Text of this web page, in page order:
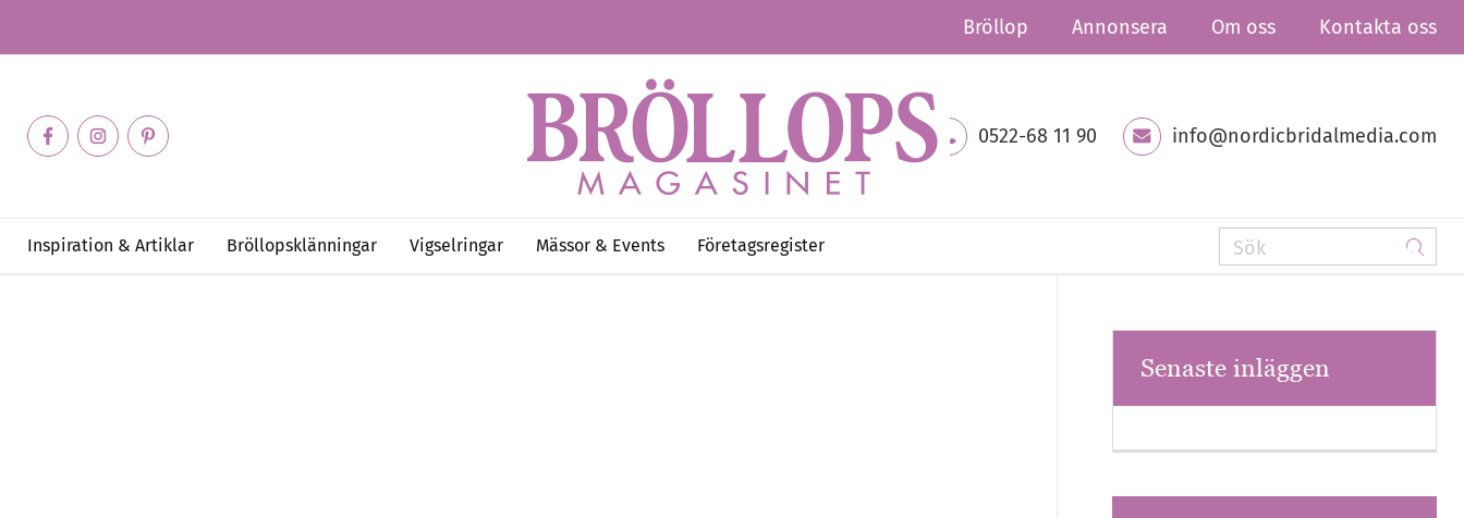
Bröllop Annonsera Om oss Kontakta oss
0522-68 11 90 info@nordicbridalmedia.com
Inspiration & Artiklar Bröllopsklänningar Vigselringar Mässor & Events Företagsregister
Senaste inläggen